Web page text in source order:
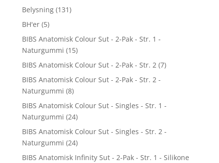
Belysning (131)
BH'er (5)
BIBS Anatomisk Colour Sut - 2-Pak - Str. 1 -
Naturgummi (15)
BIBS Anatomisk Colour Sut - 2-Pak - Str. 2 (7)
BIBS Anatomisk Colour Sut - 2-Pak - Str. 2 -
Naturgummi (8)
BIBS Anatomisk Colour Sut - Singles - Str. 1 -
Naturgummi (24)
BIBS Anatomisk Colour Sut - Singles - Str. 2 -
Naturgummi (24)
BIBS Anatomisk Infinity Sut - 2-Pak - Str. 1 - Silikone